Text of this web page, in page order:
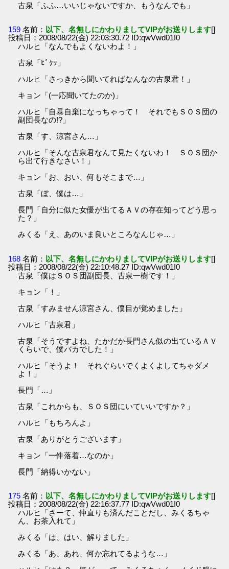
古泉「ふふ…いいじゃないですか、もうなんでも」
159 名前： 以下、名無しにかわりましてVIPがお送りします[]
投稿日：2008/08/22(金) 22:03:30.72 ID:qwVwd01I0
ハルヒ「なんでもよくないわよ！」
古泉「ﾋﾞｸｯ」
ハルヒ「さっきから聞いてればなんなの古泉君！」
キョン「(一応聞いてたのか)」
ハルヒ「自暴自棄になっちゃって！ それでもＳＯＳ団の
副団長なの!?」
古泉「す、涼宮さん…」
ハルヒ「そんな古泉君なんて見たくないわ！ ＳＯＳ団か
ら出て行きなさい！」
キョン「お、おい、何もそこまで…」
古泉「ぼ、僕は…」
長門「自分に似た女優が出てるＡＶの存在知ってどう思っ
た？」
みくる「え、あのいま良いところなんじゃ…」
168 名前： 以下、名無しにかわりましてVIPがお送りします[]
投稿日：2008/08/22(金) 22:10:48.27 ID:qwVwd01I0
古泉「僕はＳＯＳ団副団長、古泉一樹です！」
キョン「！」
古泉「すみません涼宮さん、僕目が覚めました」
ハルヒ「古泉君」
古泉「そうですよね、たかだか長門さん似の出ているＡＶ
くらいで、僕バカでした！」
ハルヒ「そうよ！ それぐらいでくよくよしてちゃダメ
よ！」
長門「…」
古泉「これからも、ＳＯＳ団にいていいですか？」
ハルヒ「もちろんよ」
古泉「ありがとうございます」
キョン「一件落着…なのか」
長門「納得いかない」
175 名前： 以下、名無しにかわりましてVIPがお送りします[]
投稿日：2008/08/22(金) 22:16:37.77 ID:qwVwd01I0
ハルヒ「さーて、仲直りも済んだことだし、みくるちゃ
ん、お茶入れて」
みくる「は、はい、解りました」
みくる「あ、あれ、何か忘れてるような…」